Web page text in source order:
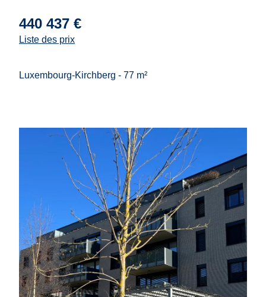
440 437 €
Liste des prix
Luxembourg-Kirchberg - 77 m²